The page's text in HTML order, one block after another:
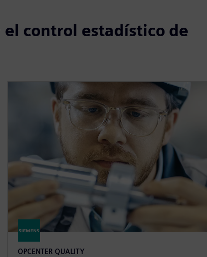
el control estadístico de
OPCENTER QUALITY